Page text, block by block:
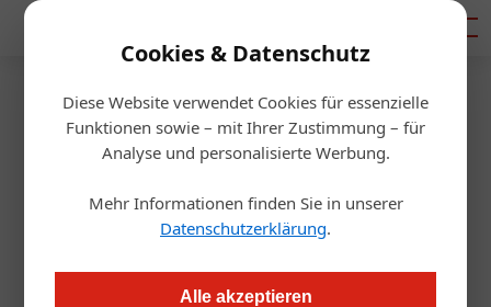
Cookies & Datenschutz
Diese Website verwendet Cookies für essenzielle
Funktionen sowie – mit Ihrer Zustimmung – für
Analyse und personalisierte Werbung.
Mehr Informationen finden Sie in unserer
Datenschutzerklärung.
Alle akzeptieren
Startseite/Gastro & Hotel
Gastkommentar
So senken wir die Strompreise
20.10.2022, 14:28 Uhr